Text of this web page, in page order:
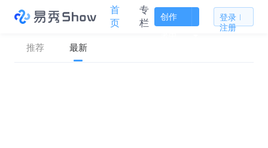
首
页
专
栏
创作
登录
注册
推荐 最新